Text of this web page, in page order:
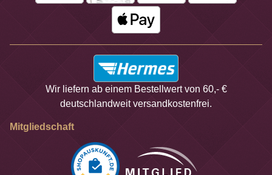
Wir liefern ab einem Bestellwert von 60,- €
deutschlandweit versandkostenfrei.
Mitgliedschaft